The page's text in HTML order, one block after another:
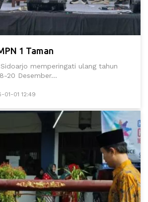
1 Taman
Sidoarjo memperingati ulang tahun
20 Desember...
01 12:49